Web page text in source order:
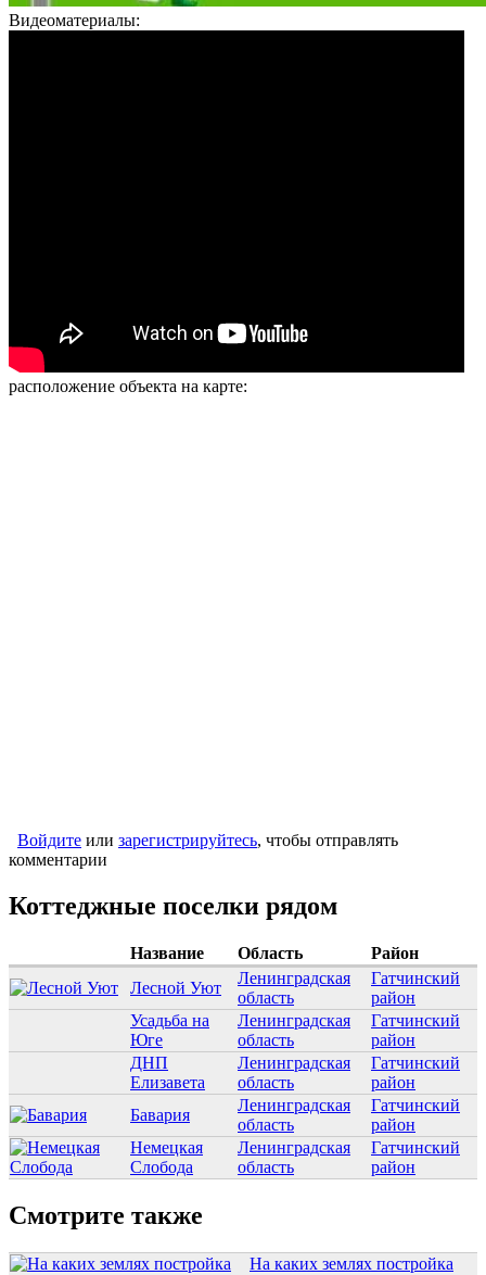
Видеоматериалы:
расположение объекта на карте:
Войдите или зарегистрируйтесь, чтобы отправлять
комментарии
Коттеджные поселки рядом
Название Область
Район
Лесной Уют
Ленинградская
область
Гатчинский
район
Усадьба на
Юге
Ленинградская
область
Гатчинский
район
ДНП
Елизавета
Ленинградская
область
Гатчинский
район
Бавария
Ленинградская
область
Гатчинский
район
Немецкая
Слобода
Ленинградская
область
Гатчинский
район
Смотрите также
На каких землях постройка